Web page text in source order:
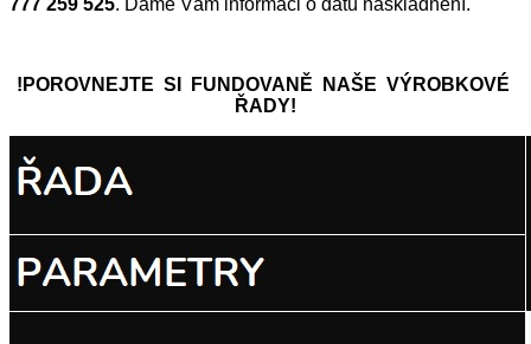
!POROVNEJTE SI FUNDOVANĚ NAŠE VÝROBKOVÉ
ŘADY!